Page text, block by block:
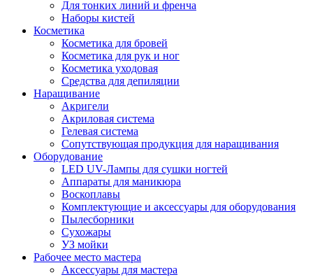
Для тонких линий и френча
Наборы кистей
Косметика
Косметика для бровей
Косметика для рук и ног
Косметика уходовая
Средства для депиляции
Наращивание
Акригели
Акриловая система
Гелевая система
Сопутствующая продукция для наращивания
Оборудование
LED UV-Лампы для сушки ногтей
Аппараты для маникюра
Воскоплавы
Комплектующие и аксессуары для оборудования
Пылесборники
Сухожары
УЗ мойки
Рабочее место мастера
Аксессуары для мастера